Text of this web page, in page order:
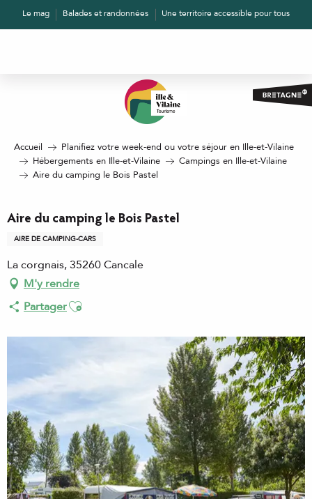
AllerLe mag Balades et randonnées Une territoire accessible pour tous
Accueil
Planifiez votre week-end ou votre séjour en Ille-et-Vilaine
Hébergements en Ille-et-Vilaine
Campings en Ille-et-Vilaine
Aire du camping le Bois Pastel
Aire du camping le Bois Pastel
AIRE DE CAMPING-CARS
La corgnais, 35260 Cancale
M'y rendre
PartagerAjouter aux favoris